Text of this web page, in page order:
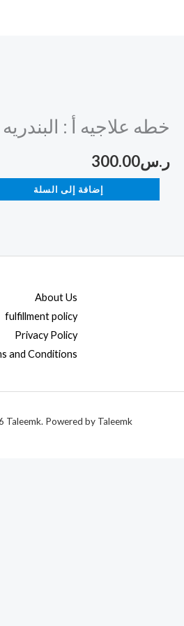
خطه علاجيه أ : البندريه
ر.س300.00
علاجيه
:
البندريه
إضافة إلى السلة
About Us
fulfillment policy
Privacy Policy
and Conditions
Powered by Taleemk.